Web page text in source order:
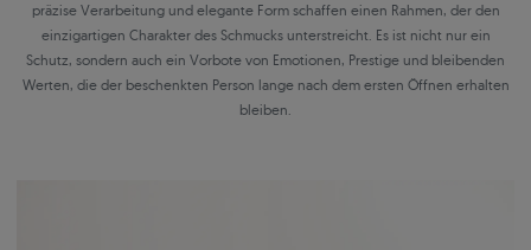
präzise Verarbeitung und elegante Form schaffen einen Rahmen, der den
einzigartigen Charakter des Schmucks unterstreicht. Es ist nicht nur ein
Schutz, sondern auch ein Vorbote von Emotionen, Prestige und bleibenden
Werten, die der beschenkten Person lange nach dem ersten Öffnen erhalten
bleiben.